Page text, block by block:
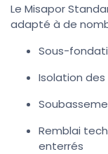
Le Misapor
adapté à de
Sous-
Isolation
Remblai
enterrés